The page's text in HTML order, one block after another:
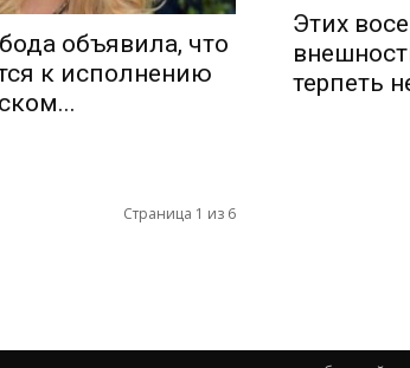
объявила, что
к исполнению
Страница 1 из 6
Этих
терпеть